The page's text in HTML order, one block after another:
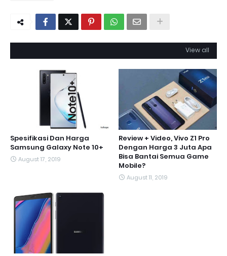
View all
Spesifikasi Dan Harga
Samsung Galaxy Note 10+
August 17, 2019
Review + Video, Vivo Z1 Pro
Dengan Harga 3 Juta Apa
Bisa Bantai Semua Game
Mobile?
August 11, 2019